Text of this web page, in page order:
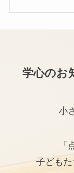
学心のお
小
「
子どもた